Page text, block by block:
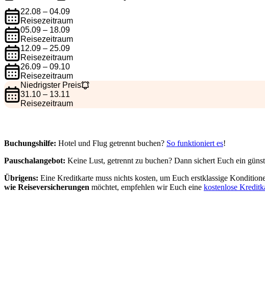
22.08 – 04.09
Reisezeitraum
05.09 – 18.09
Reisezeitraum
12.09 – 25.09
Reisezeitraum
26.09 – 09.10
Reisezeitraum
Niedrigster Preis
31.10 – 13.11
Reisezeitraum
Buchungshilfe: Hotel und Flug getrennt buchen? So funktioniert es!
Pauschalangebot: Keine Lust, getrennt zu buchen? Dann sichert Euch ein
Übrigens: Eine Kreditkarte muss nichts kosten, um Euch erstklassige
wie Reiseversicherungen möchtet, empfehlen wir Euch eine kostenlose